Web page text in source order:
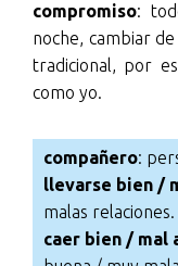
compromiso:
noche, cambiar
tradicional, por
como yo.
compañero:
llevarse bien /
malas relaciones.
caer bien / mal